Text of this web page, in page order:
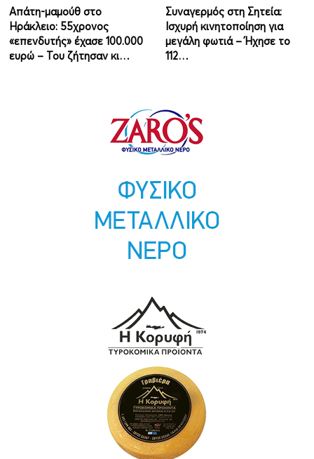
Απάτη-μαμούθ στο
Ηράκλειο: 55χρονος
«επενδυτής» έχασε 100.000
ευρώ – Του ζήτησαν κι…
Συναγερμός στη Σητεία:
Ισχυρή κινητοποίηση για
μεγάλη φωτιά – Ήχησε το
112…